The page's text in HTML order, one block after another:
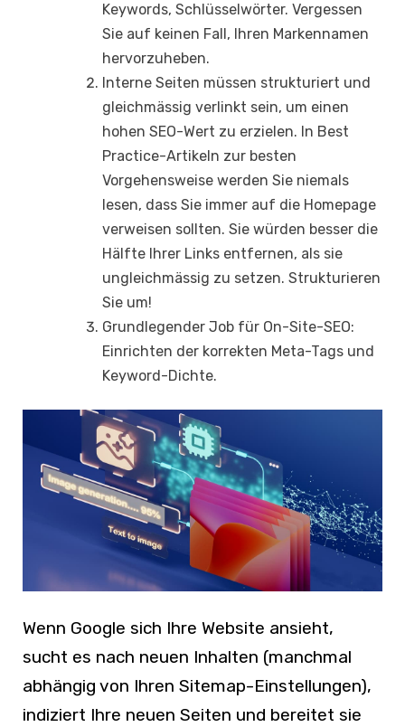
Keywords, Schlüsselwörter. Vergessen
Sie auf keinen Fall, Ihren Markennamen
hervorzuheben.
Interne Seiten müssen strukturiert und
gleichmässig verlinkt sein, um einen
hohen SEO-Wert zu erzielen. In Best
Practice-Artikeln zur besten
Vorgehensweise werden Sie niemals
lesen, dass Sie immer auf die Homepage
verweisen sollten. Sie würden besser die
Hälfte Ihrer Links entfernen, als sie
ungleichmässig zu setzen. Strukturieren
Sie um!
Grundlegender Job für On-Site-SEO:
Einrichten der korrekten Meta-Tags und
Keyword-Dichte.
Wenn Google sich Ihre Website ansieht,
sucht es nach neuen Inhalten (manchmal
abhängig von Ihren Sitemap-Einstellungen),
indiziert Ihre neuen Seiten und bereitet sie